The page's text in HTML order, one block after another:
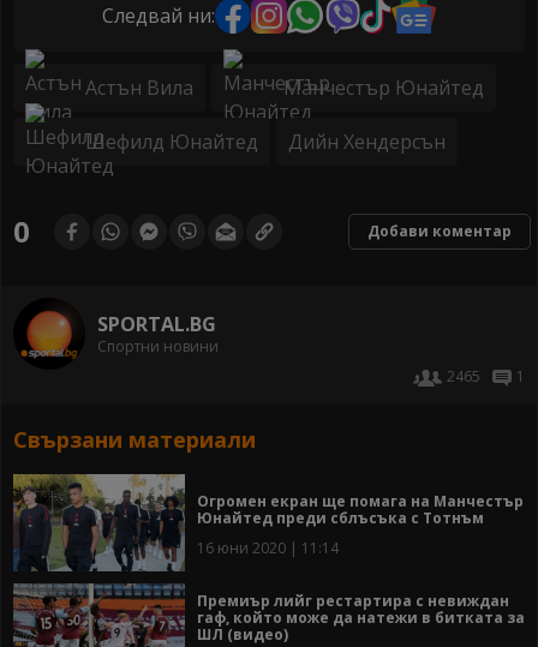
Следвай ни:
Астън Вила Манчестър Юнайтед
Шефилд Юнайтед Дийн Хендерсън
0 Добави коментар
SPORTAL.BG
Спортни новини
2465
1
Свързани материали
Огромен екран ще помага на Манчестър
Юнайтед преди сблъсъка с Тотнъм
16 юни 2020 | 11:14
Премиър лийг рестартира с невиждан
гаф, който може да натежи в битката за
ШЛ (видео)